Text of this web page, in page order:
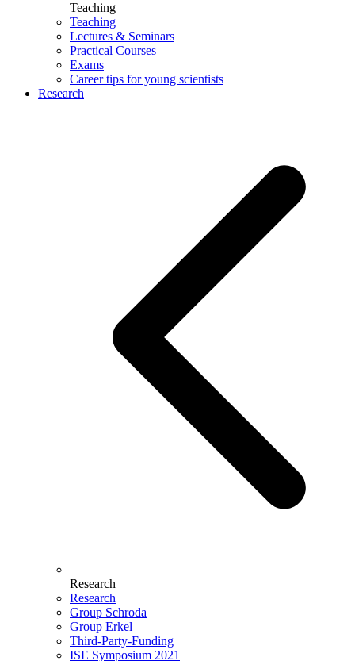
Teaching
Teaching
Lectures & Seminars
Practical Courses
Exams
Career tips for young scientists
Research
Research
Research
Group Schroda
Group Erkel
Third-Party-Funding
ISE Symposium 2021